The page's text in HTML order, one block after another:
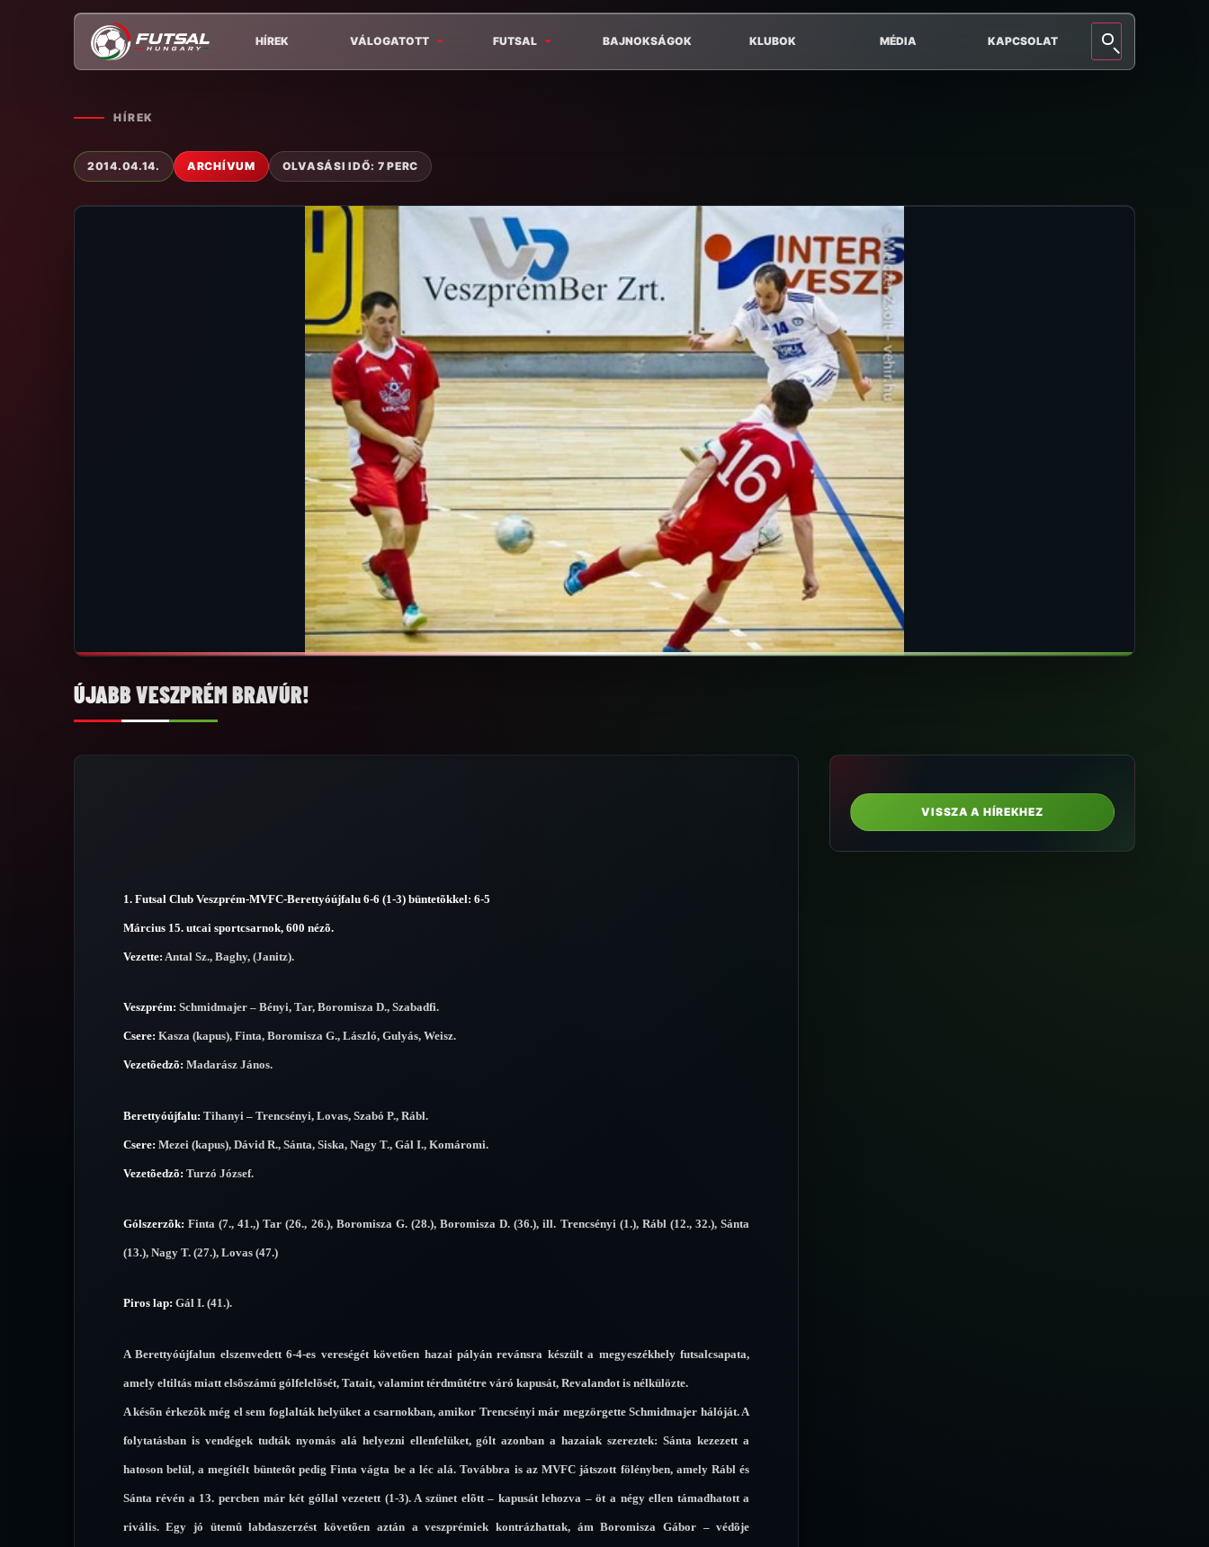
HÍREK VÁLOGATOTT FUTSAL BAJNOKSÁGOK KLUBOK MÉDIA KAPCSOLAT
HÍREK
2014.04.14. ARCHÍVUM OLVASÁSI IDŐ: 7 PERC
ÚJABB VESZPRÉM BRAVÚR!
1. Futsal Club Veszprém-MVFC-Berettyóújfalu 6-6 (1-3) büntetõkkel: 6-5
Március 15. utcai sportcsarnok, 600 nézõ.
Vezette: Antal Sz., Baghy, (Janitz).
Veszprém: Schmidmajer – Bényi, Tar, Boromisza D., Szabadfi.
Csere: Kasza (kapus), Finta, Boromisza G., László, Gulyás, Weisz.
Vezetõedzõ: Madarász János.
Berettyóújfalu: Tihanyi – Trencsényi, Lovas, Szabó P., Rábl.
Csere: Mezei (kapus), Dávid R., Sánta, Siska, Nagy T., Gál I., Komáromi.
Vezetõedzõ: Turzó József.
Gólszerzõk: Finta (7., 41.,) Tar (26., 26.), Boromisza G. (28.), Boromisza D. (36.), ill. Trencsényi (1.), Rábl (12., 32.), Sánta
(13.), Nagy T. (27.), Lovas (47.)
Piros lap: Gál I. (41.).
A Berettyóújfalun elszenvedett 6-4-es vereségét követõen hazai pályán revánsra készült a megyeszékhely futsalcsapata,
amely eltiltás miatt elsõszámú gólfelelõsét, Tatait, valamint térdmûtétre váró kapusát, Revalandot is nélkülözte.
A késõn érkezõk még el sem foglalták helyüket a csarnokban, amikor Trencsényi már megzörgette Schmidmajer hálóját. A
folytatásban is vendégek tudták nyomás alá helyezni ellenfelüket, gólt azonban a hazaiak szereztek: Sánta kezezett a
hatoson belül, a megítélt büntetõt pedig Finta vágta be a léc alá. Továbbra is az MVFC játszott fölényben, amely Rábl és
Sánta révén a 13. percben már két góllal vezetett (1-3). A szünet elõtt – kapusát lehozva – öt a négy ellen támadhatott a
rivális. Egy jó ütemû labdaszerzést követõen aztán a veszprémiek kontrázhattak, ám Boromisza Gábor – védõje
VISSZA A HÍREKHEZ